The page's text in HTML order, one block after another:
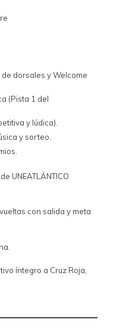
dorsales y Welcome
(Pista 1 del
y lúdica).
y sorteo.
UNEATLÁNTICO
con salida y meta
íntegro a Cruz Roja,